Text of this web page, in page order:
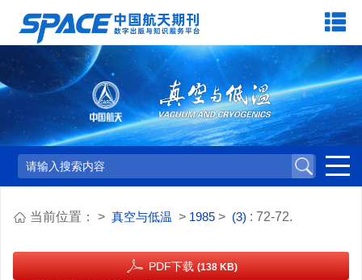
当前位置： > 真空与低温 > 1985 > (3) : 72-72.
PDF下载 (138 KB)